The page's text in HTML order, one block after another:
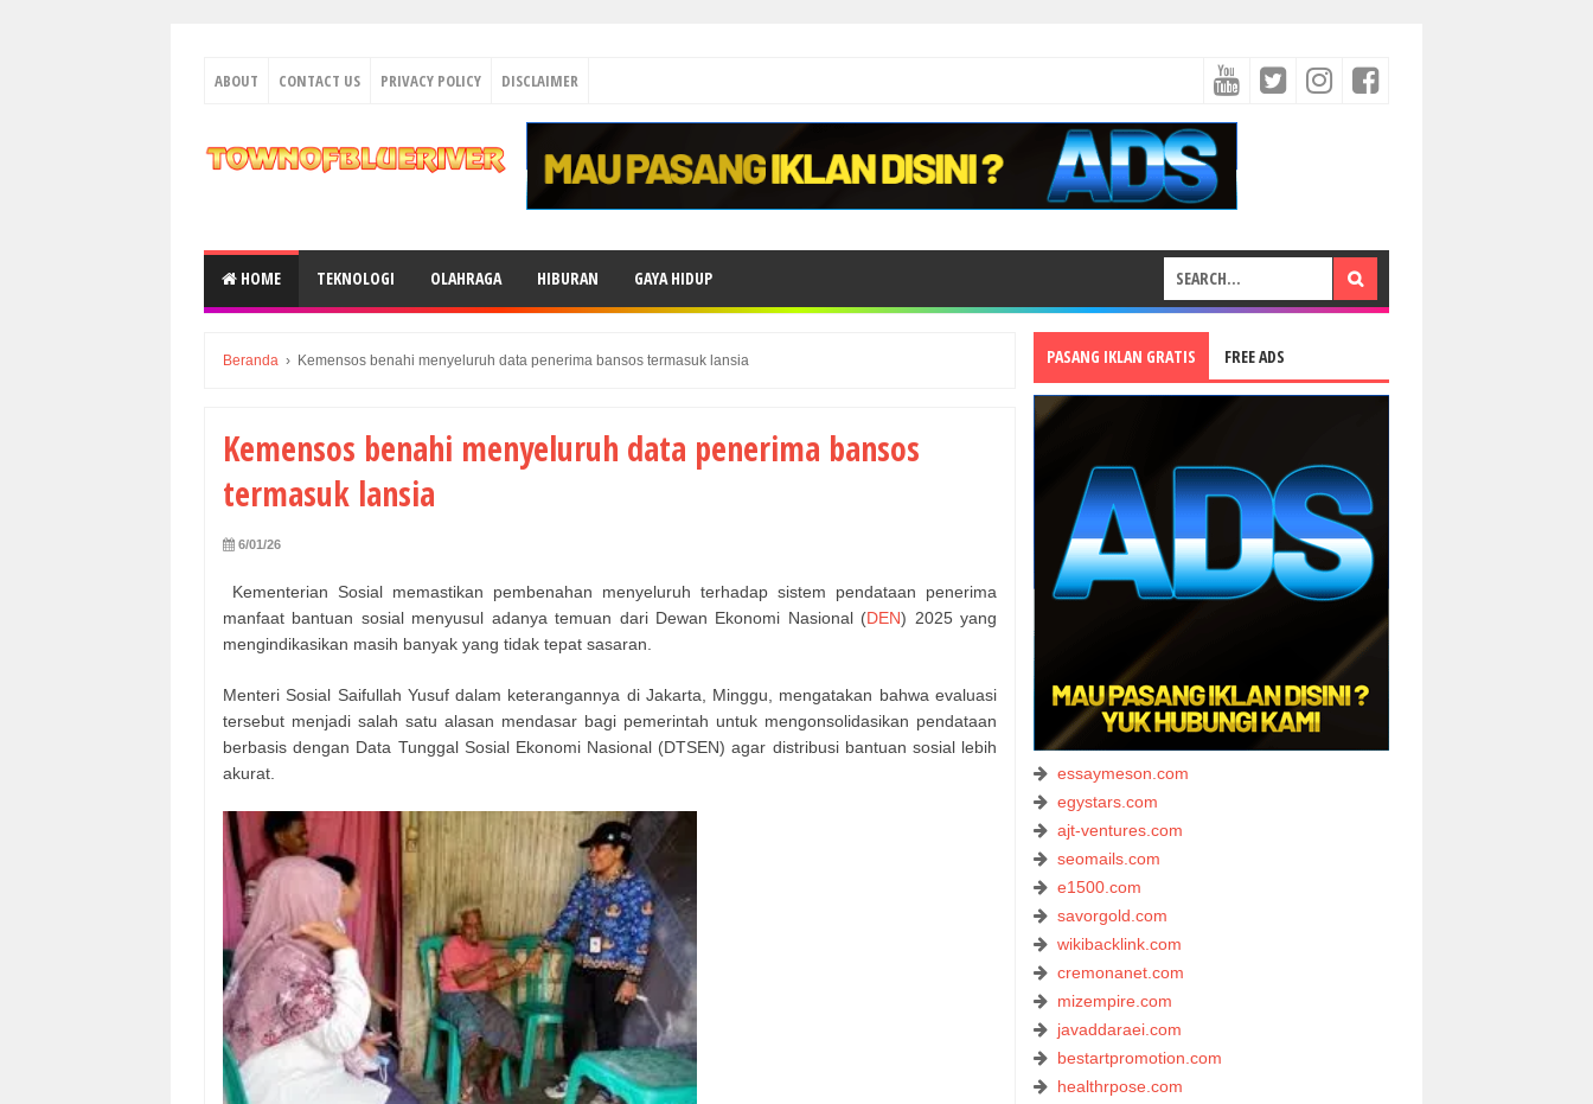
ABOUT CONTACT US PRIVACY POLICY DISCLAIMER
HOME TEKNOLOGI OLAHRAGA HIBURAN GAYA HIDUP
Beranda › Kemensos benahi menyeluruh data penerima bansos termasuk lansia
Kemensos benahi menyeluruh data penerima bansos
termasuk lansia
6/01/26
Kementerian Sosial memastikan pembenahan menyeluruh terhadap sistem pendataan penerima
manfaat bantuan sosial menyusul adanya temuan dari Dewan Ekonomi Nasional (DEN) 2025 yang
mengindikasikan masih banyak yang tidak tepat sasaran.
Menteri Sosial Saifullah Yusuf dalam keterangannya di Jakarta, Minggu, mengatakan bahwa evaluasi
tersebut menjadi salah satu alasan mendasar bagi pemerintah untuk mengonsolidasikan pendataan
berbasis dengan Data Tunggal Sosial Ekonomi Nasional (DTSEN) agar distribusi bantuan sosial lebih
akurat.
PASANG IKLAN GRATIS FREE ADS
essaymeson.com
egystars.com
ajt-ventures.com
seomails.com
e1500.com
savorgold.com
wikibacklink.com
cremonanet.com
mizempire.com
javaddaraei.com
bestartpromotion.com
healthrpose.com